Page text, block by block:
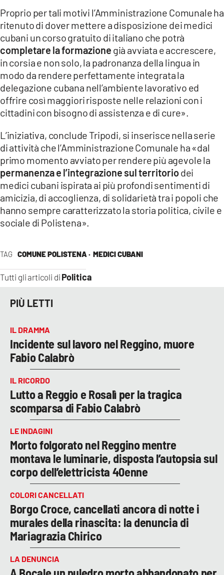
LACAPITALENEWS.IT
App
ANDROID
APPLE
TAG COMUNE POLISTENA · MEDICI CUBANI
Tutti gli articoli di Politica
Proprio per tali motivi l’Amministrazione Comunale ha
ritenuto di dover mettere a disposizione dei medici
cubani un corso gratuito di italiano che potrà
completare la formazione già avviata e accrescere,
in corsia e non solo, la padronanza della lingua in
modo da rendere perfettamente integrata la
delegazione cubana nell’ambiente lavorativo ed
offrire così maggiori risposte nelle relazioni con i
cittadini con bisogno di assistenza e di cure».
L’iniziativa, conclude Tripodi, si inserisce nella serie
di attività che l’Amministrazione Comunale ha «dal
primo momento avviato per rendere più agevole la
permanenza e l’integrazione sul territoriodei
medici cubani ispirata ai più profondi sentimenti di
amicizia, di accoglienza, di solidarietà tra i popoli che
hanno sempre caratterizzato la storia politica, civile e
sociale di Polistena».
PIÙ LETTI
IL DRAMMA
Incidente sul lavoro nel Reggino, muore
Fabio Calabrò
IL RICORDO
Lutto a Reggio e Rosalì per la tragica
scomparsa di Fabio Calabrò
LE INDAGINI
Morto folgorato nel Reggino mentre
montava le luminarie, disposta l’autopsia sul
corpo dell’elettricista 40enne
COLORI CANCELLATI
Borgo Croce, cancellati ancora di notte i
murales della rinascita: la denuncia di
Mariagrazia Chirico
LA DENUNCIA